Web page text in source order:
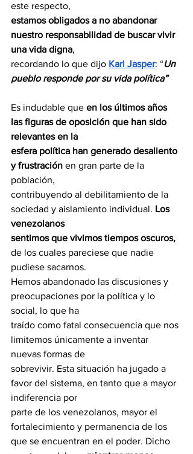
este respecto,
estamos obligados a no abandonar
nuestro responsabilidad de buscar vivir
una vida digna,
recordando lo que dijo Karl Jasper: “Un
pueblo responde por su vida política”
Es indudable que en los últimos años
las figuras de oposición que han sido
relevantes en la
esfera política han generado desaliento
y frustración en gran parte de la
población,
contribuyendo al debilitamiento de la
sociedad y aislamiento individual. Los
venezolanos
sentimos que vivimos tiempos oscuros,
de los cuales pareciese que nadie
pudiese sacarnos.
Hemos abandonado las discusiones y
preocupaciones por la política y lo
social, lo que ha
traído como fatal consecuencia que nos
limitemos únicamente a inventar
nuevas formas de
sobrevivir. Esta situación ha jugado a
favor del sistema, en tanto que a mayor
indiferencia por
parte de los venezolanos, mayor el
fortalecimiento y permanencia de los
que se encuentran en el poder. Dicho